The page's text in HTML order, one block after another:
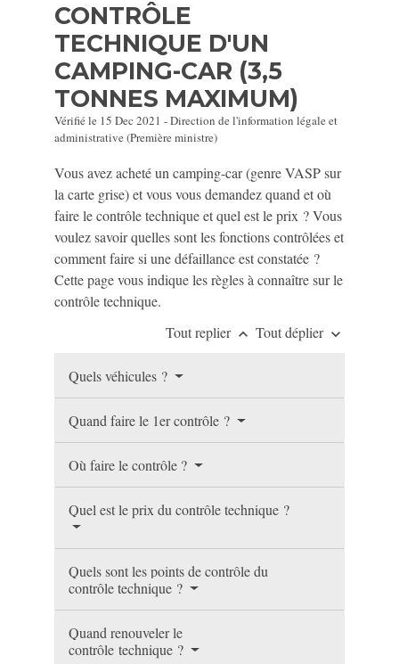
CONTRÔLE
TECHNIQUE D'UN
CAMPING-CAR (3,5
TONNES MAXIMUM)
Vérifié le 15 Dec 2021 - Direction de l'information légale et
administrative (Première ministre)
Vous avez acheté un camping-car (genre VASP sur
la carte grise) et vous vous demandez quand et où
faire le contrôle technique et quel est le prix ? Vous
voulez savoir quelles sont les fonctions contrôlées et
comment faire si une défaillance est constatée ?
Cette page vous indique les règles à connaître sur le
contrôle technique.
Tout replier keyboard_arrow_up Tout déplier keyboard_arrow_down
Quels véhicules ?
Quand faire le 1er contrôle ?
Où faire le contrôle ?
Quel est le prix du contrôle technique ?
Quels sont les points de contrôle du
contrôle technique ?
Quand renouveler le
contrôle technique ?